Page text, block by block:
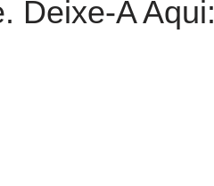
Deixe-A Aqui: